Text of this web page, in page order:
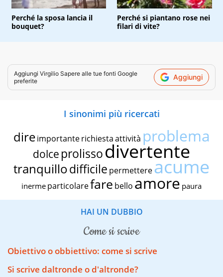
Perché la sposa lancia il
bouquet?
Perché si piantano rose nei
filari di vite?
Aggiungi Virgilio Sapere alle tue fonti Google
preferite
Aggiungi
I sinonimi più ricercati
dire importante richiestaattività problema
dolce prolissodivertente
tranquillodifficile permettereacume
inerme particolarefare bello amore paura
HAI UN DUBBIO
come si scrive
Obiettivo o obbiettivo: come si scrive
Si scrive daltronde o d'altronde?